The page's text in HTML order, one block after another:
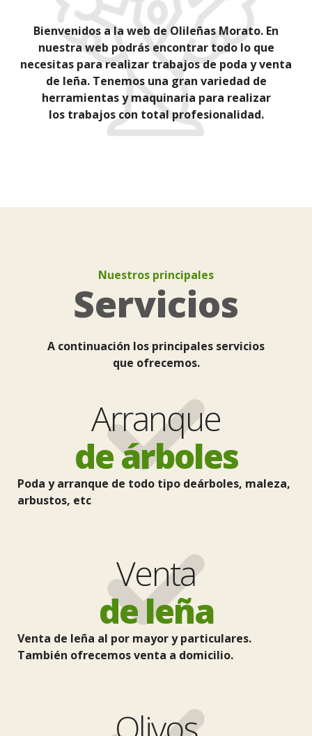
Bienvenidosala web de Olileñas Morato. En
nuestraweb podrásencontrartodoloque
necesitas pararealizar trabajosde poda yventa
de leña.Tenemosuna gran variedad de
herramientasymaquinaria para realizar
lostrabajoscon totalprofesionalidad.
Nuestros principales
Servicios
A continuación los principales servicios
que ofrecemos.
Arranque
de árboles
Poda y arranque de todo tipo deárboles, maleza,
arbustos, etc
Venta
de leña
Venta de leña al por mayor y particulares.
También ofrecemos venta a domicilio.